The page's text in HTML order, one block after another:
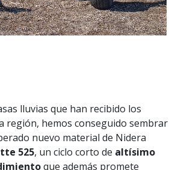
lluvias que han recibido los
región, hemos conseguido sembrar
nuevo material de Nidera
525, un ciclo corto de altísimo
que además promete